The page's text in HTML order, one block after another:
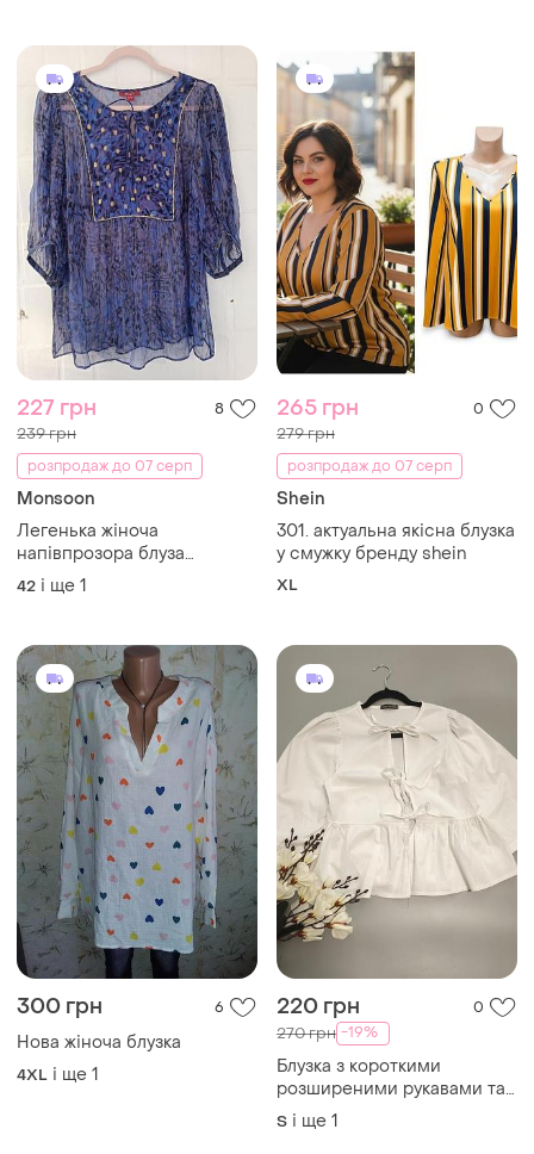
227 грн 8
239 грн
розпродаж до 07 серп
Monsoon
Легенька жіноча
напівпрозора блуза
синього кольору відомий
бренд
42 і ще 1
265 грн 0
279 грн
розпродаж до 07 серп
Shein
301. актуальна якісна блузка
у смужку бренду shein
XL
300 грн 6
Нова жіноча блузка
4XL і ще 1
220 грн 0
270 грн -19%
Блузка з короткими
розширеними рукавами та
декоративними зав'язками
спереду
S і ще 1